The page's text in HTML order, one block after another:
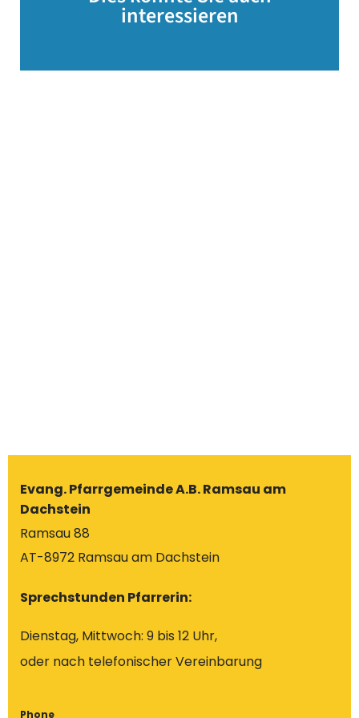
interessieren
Evang. Pfarrgemeinde A.B. Ramsau am
Dachstein
Ramsau 88
AT-8972 Ramsau am Dachstein
Sprechstunden Pfarrerin:
Dienstag, Mittwoch: 9 bis 12 Uhr,
oder nach telefonischer Vereinbarung
Phone